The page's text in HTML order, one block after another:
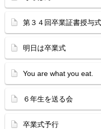
第３４回卒業証書授与式
明日は卒業式
You are what you eat.
６年生を送る会
卒業式予行